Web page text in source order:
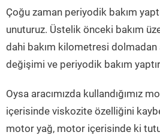
Çoğu zaman periyodik bakım
unuturuz. Üstelik önceki bakım
dahi bakım kilometresi dolmadan
değişimi ve periyodik bakım
Oysa aracımızda kullandığımız
içerisinde viskozite özelliğini
motor yağ, motor içerisinde ki